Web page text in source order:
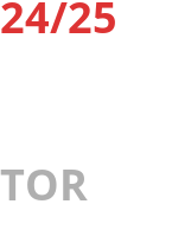
24/25
TOR